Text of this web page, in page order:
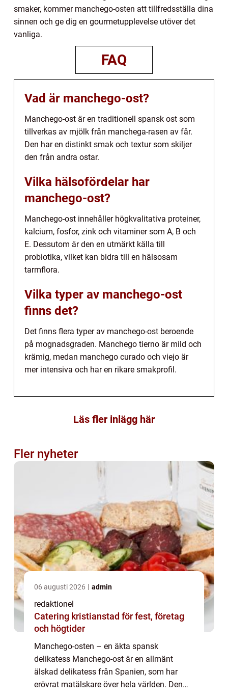
smaker, kommer manchego-osten att tillfredsställa dina
sinnen och ge dig en gourmetupplevelse utöver det
vanliga.
FAQ
Vad är manchego-ost?
Manchego-ost är en traditionell spansk ost som
tillverkas av mjölk från manchega-rasen av får.
Den har en distinkt smak och textur som skiljer
den från andra ostar.
Vilka hälsofördelar har
manchego-ost?
Manchego-ost innehåller högkvalitativa proteiner,
kalcium, fosfor, zink och vitaminer som A, B och
E. Dessutom är den en utmärkt källa till
probiotika, vilket kan bidra till en hälsosam
tarmflora.
Vilka typer av manchego-ost
finns det?
Det finns flera typer av manchego-ost beroende
på mognadsgraden. Manchego tierno är mild och
krämig, medan manchego curado och viejo är
mer intensiva och har en rikare smakprofil.
Läs fler inlägg här
Fler nyheter
06 augusti 2026 admin
redaktionel
Catering kristianstad för fest, företag
och högtider
Manchego-osten – en äkta spansk
delikatess Manchego-ost är en allmänt
älskad delikatess från Spanien, som har
erövrat matälskare över hela världen. Den